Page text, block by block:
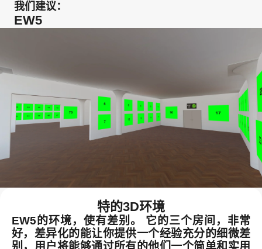
我们建议：
EW5
特的3D环境
EW5的环境，使有差别。 它的三个房间，非常
好，差异化的能让你提供一个经验充分的细微差
别，用户将能够通过所有的他们一个简单和实用